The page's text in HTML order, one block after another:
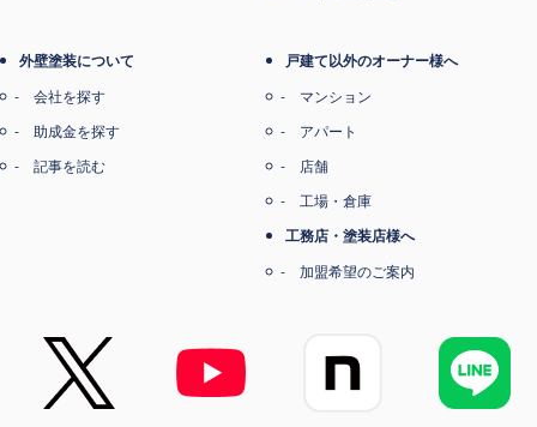
外壁塗装について
会社を探す
助成金を探す
記事を読む
戸建て以外のオーナー様へ
マンション
アパート
店舗
工場・倉庫
工務店・塗装店様へ
加盟希望のご案内